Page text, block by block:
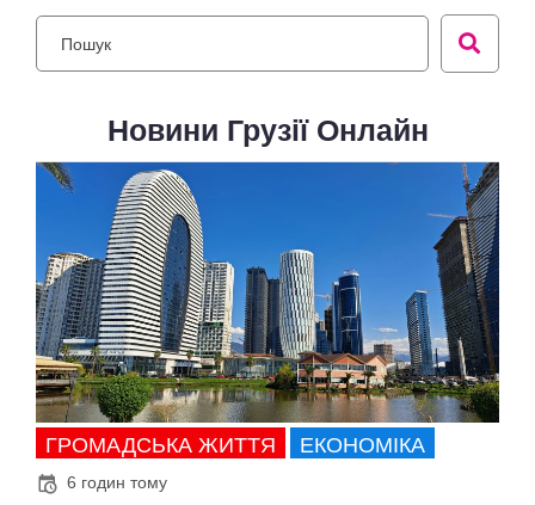
Новини Грузії Онлайн
ГРОМАДСЬКА ЖИТТЯ ЕКОНОМІКА
6 годин тому